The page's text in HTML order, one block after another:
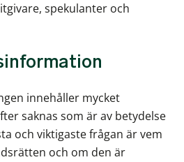
spekulanter och
innehåller mycket
saknas som är av betydelse
och viktigaste frågan är vem
och om den är